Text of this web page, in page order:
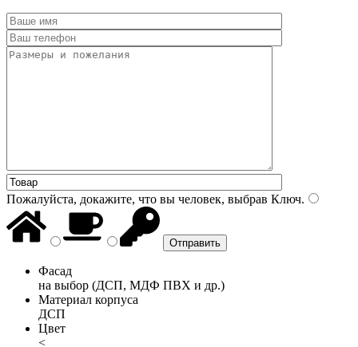
Пожалуйста, докажите, что вы человек, выбрав Ключ.
Фасад
на выбор (ДСП, МДФ ПВХ и др.)
Материал корпуса
ДСП
Цвет
<